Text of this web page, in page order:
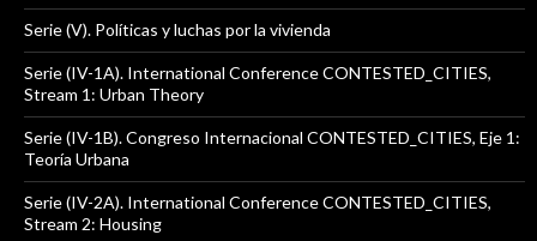
Serie (V). Políticas y luchas por la vivienda
Serie (IV-1A). International Conference CONTESTED_CITIES,
Stream 1: Urban Theory
Serie (IV-1B). Congreso Internacional CONTESTED_CITIES, Eje 1:
Teoría Urbana
Serie (IV-2A). International Conference CONTESTED_CITIES,
Stream 2: Housing